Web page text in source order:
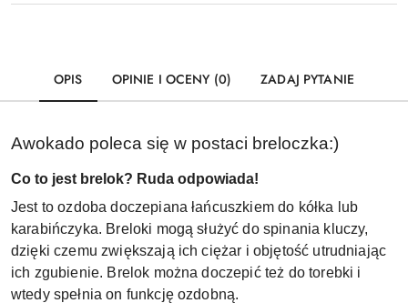
OPIS OPINIE I OCENY (0) ZADAJ PYTANIE
Awokado poleca się w postaci breloczka:)
Co to jest brelok? Ruda odpowiada!
Jest to ozdoba doczepiana łańcuszkiem do kółka lub
karabińczyka. Breloki mogą służyć do spinania kluczy,
dzięki czemu zwiększają ich ciężar i objętość utrudniając
ich zgubienie. Brelok można doczepić też do torebki i
wtedy spełnia on funkcję ozdobną.